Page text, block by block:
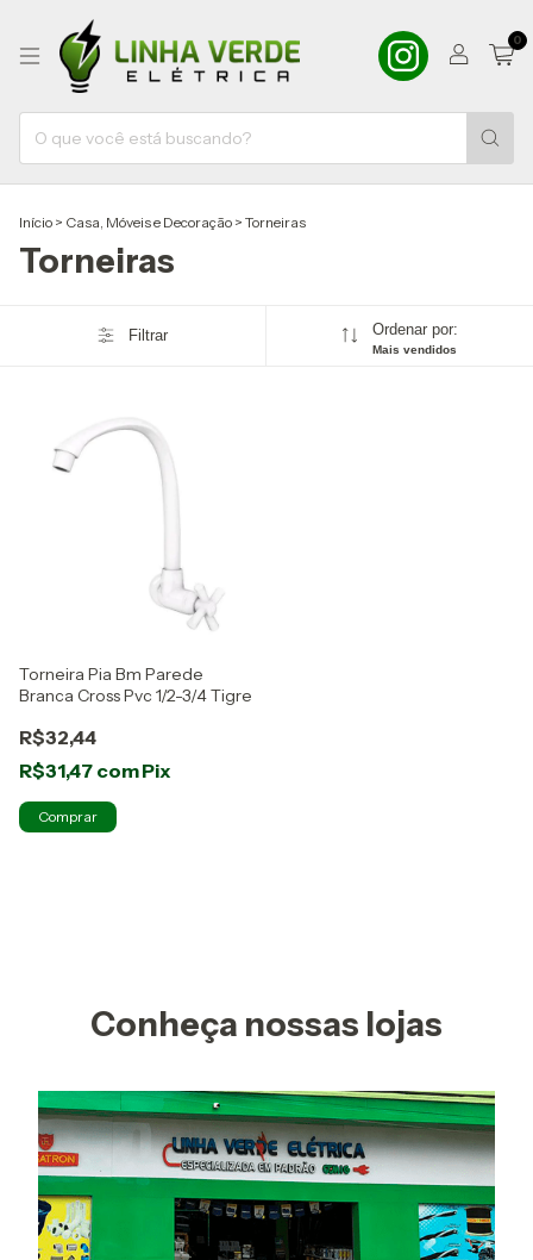
0
Início > Casa, Móveis e Decoração > Torneiras
Torneiras
Filtrar Ordenar por:
Mais vendidos
Torneira Pia Bm Parede
Branca Cross Pvc 1/2-3/4 Tigre
R$32,44
R$31,47 comPix
Conheça nossas lojas